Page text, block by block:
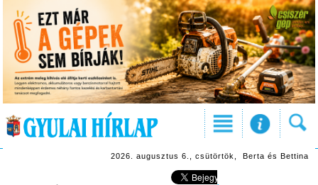
2026. augusztus 6., csütörtök, Berta és Bettina